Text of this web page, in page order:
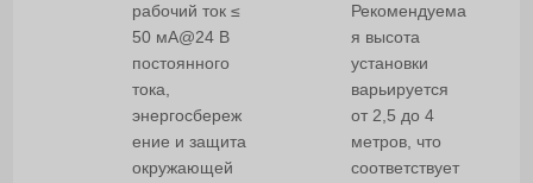
рабочий ток ≤
50 мА@24 В
постоянного
тока,
энергосбереж
ение и защита
окружающей
Рекомендуема
я высота
установки
варьируется
от 2,5 до 4
метров, что
соответствует